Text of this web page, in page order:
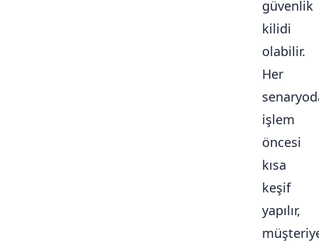
güvenlik
kilidi
olabilir.
Her
işlem
öncesi
kısa
keşif
yapılır,